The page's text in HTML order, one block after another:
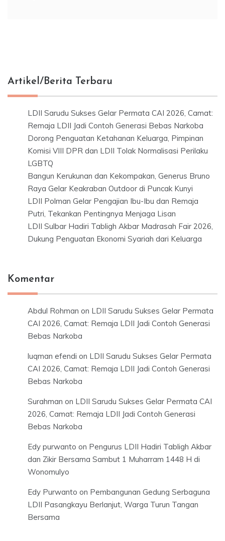
Artikel/Berita Terbaru
LDII Sarudu Sukses Gelar Permata CAI 2026, Camat:
Remaja LDII Jadi Contoh Generasi Bebas Narkoba
Dorong Penguatan Ketahanan Keluarga, Pimpinan
Komisi VIII DPR dan LDII Tolak Normalisasi Perilaku
LGBTQ
Bangun Kerukunan dan Kekompakan, Generus Bruno
Raya Gelar Keakraban Outdoor di Puncak Kunyi
LDII Polman Gelar Pengajian Ibu-Ibu dan Remaja
Putri, Tekankan Pentingnya Menjaga Lisan
LDII Sulbar Hadiri Tabligh Akbar Madrasah Fair 2026,
Dukung Penguatan Ekonomi Syariah dari Keluarga
Komentar
Abdul Rohman on LDII Sarudu Sukses Gelar Permata
CAI 2026, Camat: Remaja LDII Jadi Contoh Generasi
Bebas Narkoba
luqman efendi on LDII Sarudu Sukses Gelar Permata
CAI 2026, Camat: Remaja LDII Jadi Contoh Generasi
Bebas Narkoba
Surahman on LDII Sarudu Sukses Gelar Permata CAI
2026, Camat: Remaja LDII Jadi Contoh Generasi
Bebas Narkoba
Edy purwanto on Pengurus LDII Hadiri Tabligh Akbar
dan Zikir Bersama Sambut 1 Muharram 1448 H di
Wonomulyo
Edy Purwanto on Pembangunan Gedung Serbaguna
LDII Pasangkayu Berlanjut, Warga Turun Tangan
Bersama